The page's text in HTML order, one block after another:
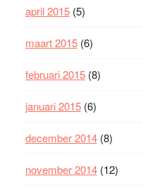
april 2015(5)
maart 2015(6)
februari 2015(8)
januari 2015(6)
december 2014(8)
november 2014(12)